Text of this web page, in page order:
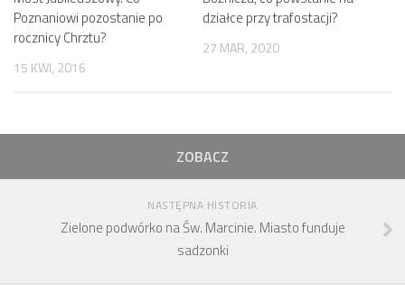
Poznaniowi pozostanie po
rocznicy Chrztu?
15 KWI, 2016
działce przy trafostacji?
27 MAR, 2020
ZOBACZ
NASTĘPNA HISTORIA
Zielone podwórko na Św. Marcinie. Miasto funduje
sadzonki